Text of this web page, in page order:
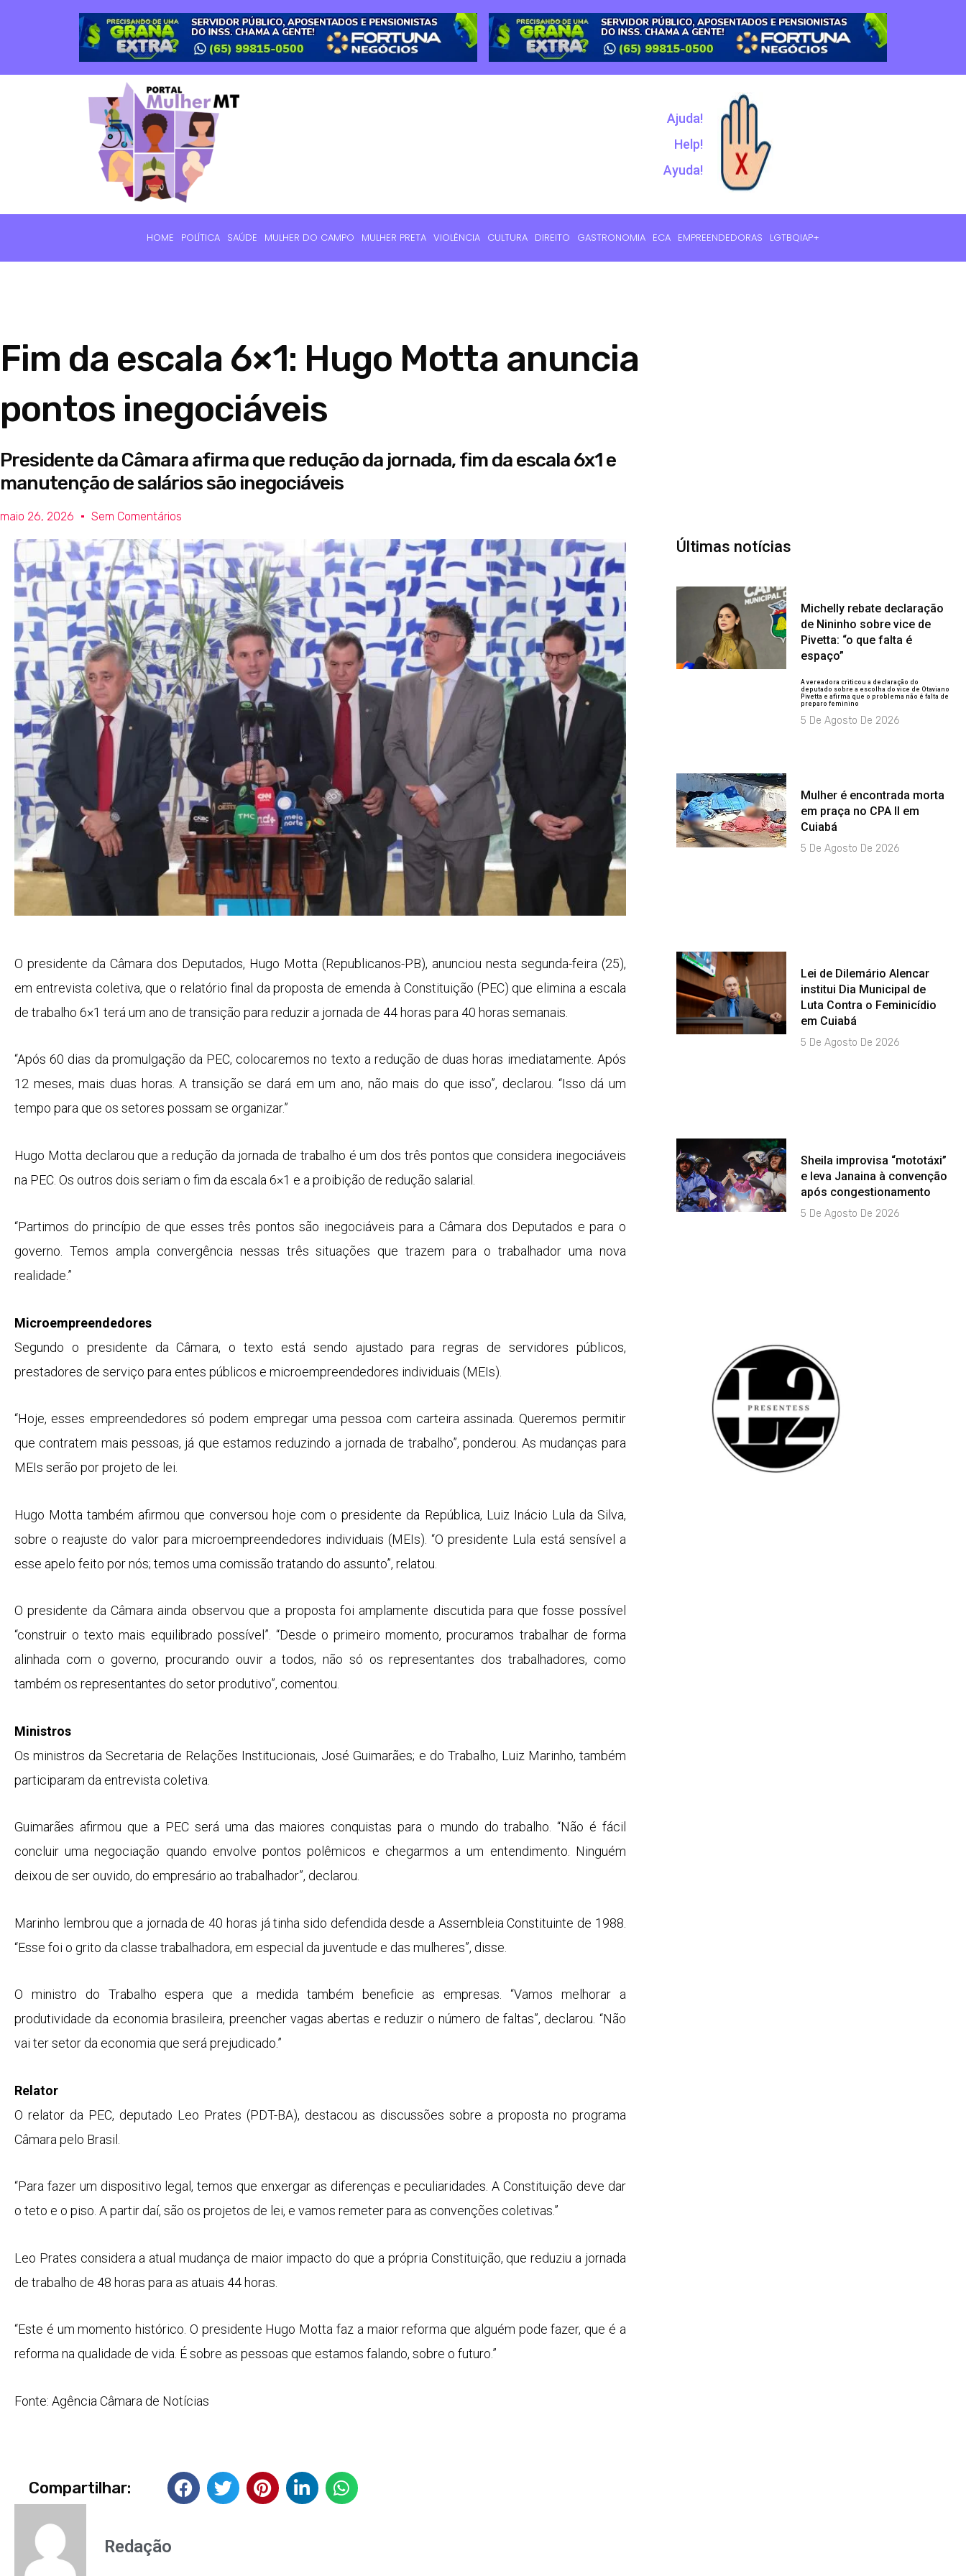
Ajuda!
Help!
Ayuda!
HOME POLÍTICA SAÚDE MULHER DO CAMPO MULHER PRETA VIOLÊNCIA CULTURA DIREITO GASTRONOMIA ECA EMPREENDEDORAS LGTBQIAP+
Fim da escala 6×1: Hugo Motta anuncia
pontos inegociáveis
Presidente da Câmara afirma que redução da jornada, fim da escala 6x1 e
manutenção de salários são inegociáveis
maio 26, 2026 Sem Comentários
O presidente da Câmara dos Deputados, Hugo Motta (Republicanos-PB), anunciou nesta segunda-feira (25),
em entrevista coletiva, que o relatório final da proposta de emenda à Constituição (PEC) que elimina a escala
de trabalho 6×1 terá um ano de transição para reduzir a jornada de 44 horas para 40 horas semanais.
“Após 60 dias da promulgação da PEC, colocaremos no texto a redução de duas horas imediatamente. Após
12 meses, mais duas horas. A transição se dará em um ano, não mais do que isso”, declarou. “Isso dá um
tempo para que os setores possam se organizar.”
Hugo Motta declarou que a redução da jornada de trabalho é um dos três pontos que considera inegociáveis
na PEC. Os outros dois seriam o fim da escala 6×1 e a proibição de redução salarial.
“Partimos do princípio de que esses três pontos são inegociáveis para a Câmara dos Deputados e para o
governo. Temos ampla convergência nessas três situações que trazem para o trabalhador uma nova
realidade.”
Microempreendedores
Segundo o presidente da Câmara, o texto está sendo ajustado para regras de servidores públicos,
prestadores de serviço para entes públicos e microempreendedores individuais (MEIs).
“Hoje, esses empreendedores só podem empregar uma pessoa com carteira assinada. Queremos permitir
que contratem mais pessoas, já que estamos reduzindo a jornada de trabalho”, ponderou. As mudanças para
MEIs serão por projeto de lei.
Hugo Motta também afirmou que conversou hoje com o presidente da República, Luiz Inácio Lula da Silva,
sobre o reajuste do valor para microempreendedores individuais (MEIs). “O presidente Lula está sensível a
esse apelo feito por nós; temos uma comissão tratando do assunto”, relatou.
O presidente da Câmara ainda observou que a proposta foi amplamente discutida para que fosse possível
“construir o texto mais equilibrado possível”. “Desde o primeiro momento, procuramos trabalhar de forma
alinhada com o governo, procurando ouvir a todos, não só os representantes dos trabalhadores, como
também os representantes do setor produtivo”, comentou.
Ministros
Os ministros da Secretaria de Relações Institucionais, José Guimarães; e do Trabalho, Luiz Marinho, também
participaram da entrevista coletiva.
Guimarães afirmou que a PEC será uma das maiores conquistas para o mundo do trabalho. “Não é fácil
concluir uma negociação quando envolve pontos polêmicos e chegarmos a um entendimento. Ninguém
deixou de ser ouvido, do empresário ao trabalhador”, declarou.
Marinho lembrou que a jornada de 40 horas já tinha sido defendida desde a Assembleia Constituinte de 1988.
“Esse foi o grito da classe trabalhadora, em especial da juventude e das mulheres”, disse.
O ministro do Trabalho espera que a medida também beneficie as empresas. “Vamos melhorar a
produtividade da economia brasileira, preencher vagas abertas e reduzir o número de faltas”, declarou. “Não
vai ter setor da economia que será prejudicado.”
Relator
O relator da PEC, deputado Leo Prates (PDT-BA), destacou as discussões sobre a proposta no programa
Câmara pelo Brasil
“Para fazer um dispositivo legal, temos que enxergar as diferenças e peculiaridades. A Constituição deve dar
o teto e o piso. A partir daí, são os projetos de lei, e vamos remeter para as convenções coletivas.”
Leo Prates considera a atual mudança de maior impacto do que a própria Constituição, que reduziu a jornada
de trabalho de 48 horas para as atuais 44 horas.
“Este é um momento histórico. O presidente Hugo Motta faz a maior reforma que alguém pode fazer, que é a
reforma na qualidade de vida. É sobre as pessoas que estamos falando, sobre o futuro.”
Fonte: Agência Câmara de Notícias
Compartilhar:
Redação
Últimas notícias
Michelly rebate declaração
de Nininho sobre vice de
Pivetta: “o que falta é
espaço”
A vereadora criticou a declaração do
deputado sobre a escolha do vice de Otaviano
Pivetta e afirma que o problema não é falta de
preparo feminino
5 De Agosto De 2026
Mulher é encontrada morta
em praça no CPA II em
Cuiabá
5 De Agosto De 2026
Lei de Dilemário Alencar
institui Dia Municipal de
Luta Contra o Feminicídio
em Cuiabá
5 De Agosto De 2026
Sheila improvisa “mototáxi”
e leva Janaina à convenção
após congestionamento
5 De Agosto De 2026